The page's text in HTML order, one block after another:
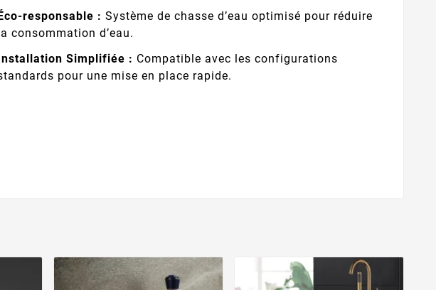
responsable : Système de chasse d’eau optimisé pour réduire
consommation d’eau.
Simplifiée : Compatible avec les configurations
pour une mise en place rapide.